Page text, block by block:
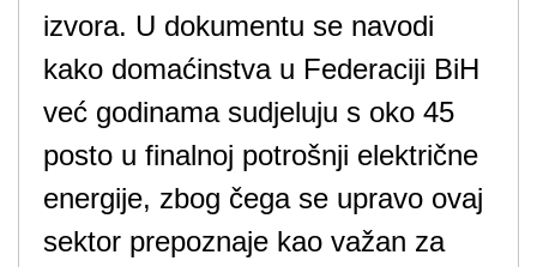
izvora. U dokumentu se navodi
kako domaćinstva u Federaciji BiH
već godinama sudjeluju s oko 45
posto u finalnoj potrošnji električne
energije, zbog čega se upravo ovaj
sektor prepoznaje kao važan za